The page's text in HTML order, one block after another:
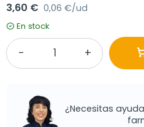
3,60 € 0,06 €/ud
En stock
¿Necesitas